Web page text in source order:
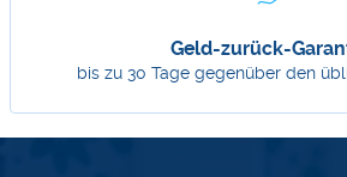
Geld-zurück-
bis zu 30 Tage gegenüber den